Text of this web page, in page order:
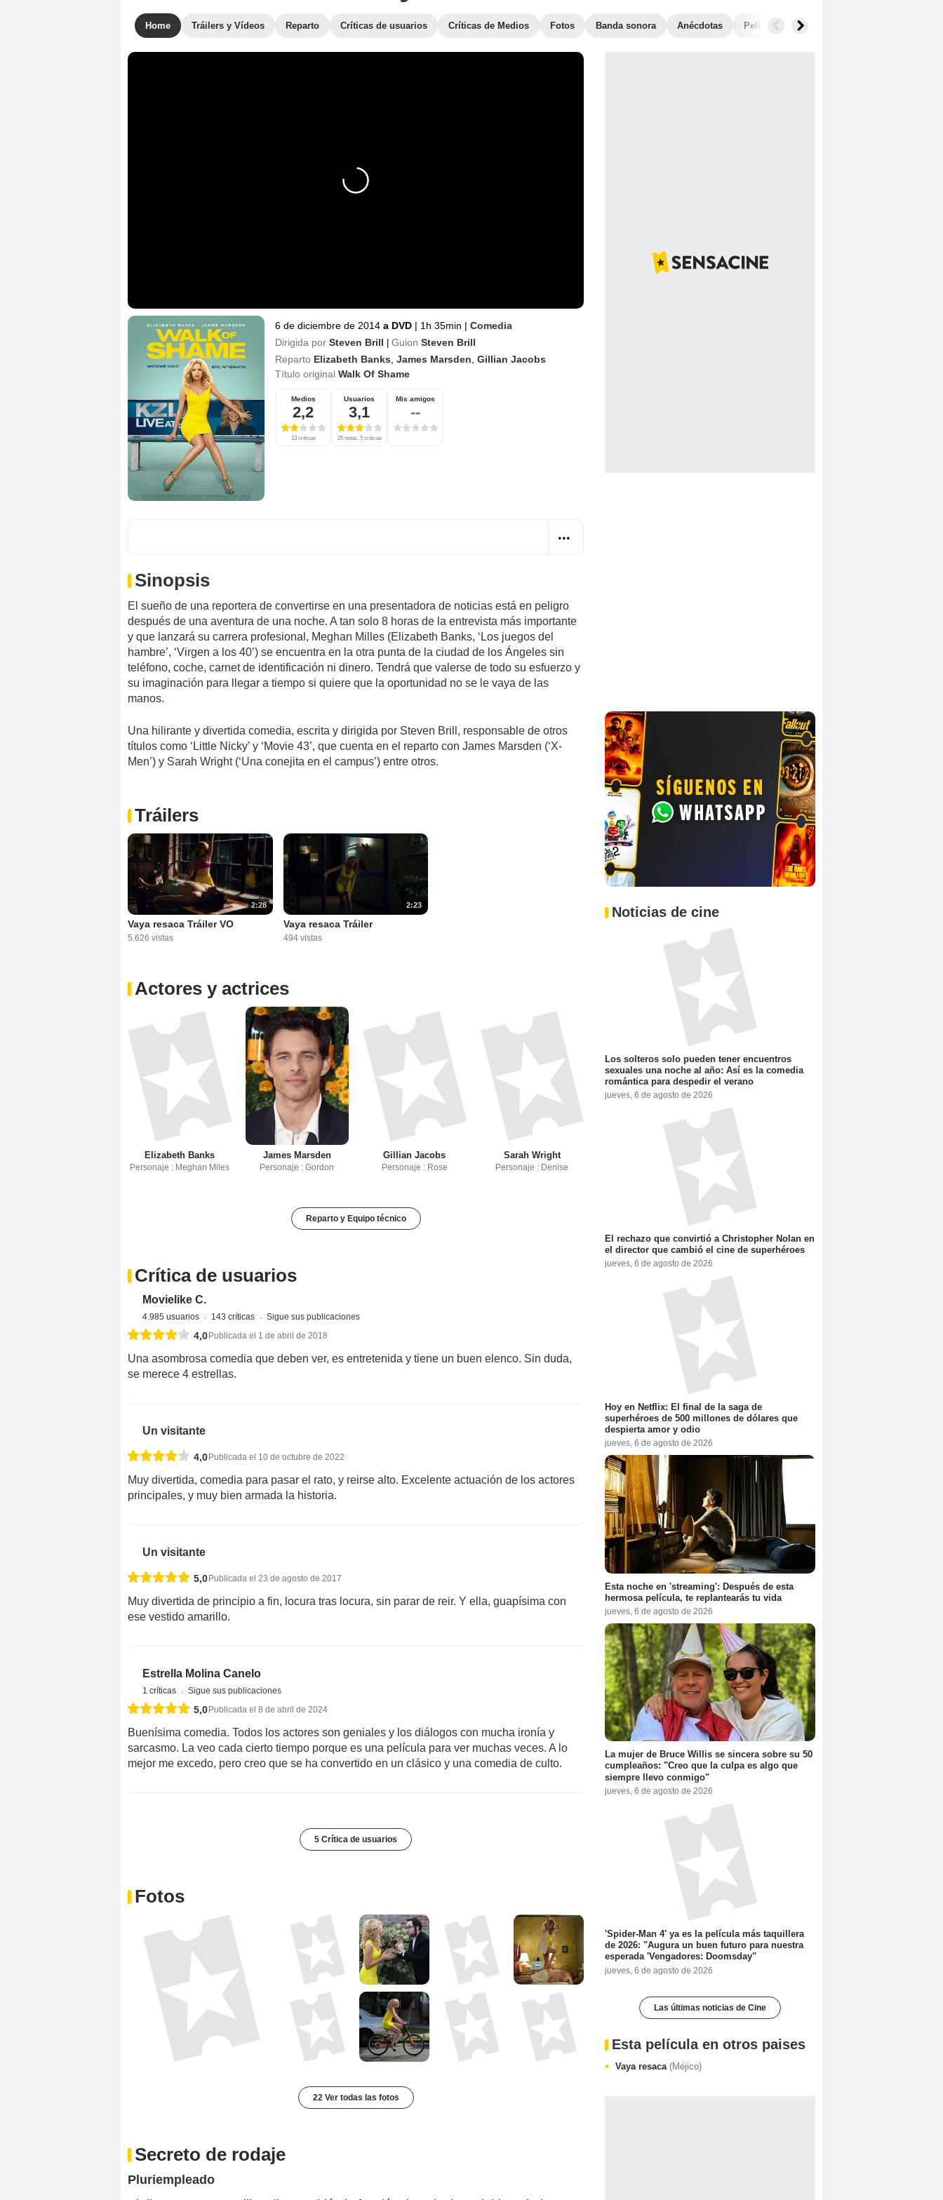
Home Tráilers y Vídeos Reparto Críticas de usuarios Críticas de Medios Fotos Banda sonora Anécdotas Películas similares
6 de diciembre de 2014 a DVD | 1h 35min | Comedia
Dirigida por Steven Brill | Guion Steven Brill
Reparto Elizabeth Banks James Marsden Gillian Jacobs
Título original Walk Of Shame
Medios
2,2
13 críticas
Usuarios
3,1
25 notas, 5 críticas
Mis amigos
--
Sinopsis
El sueño de una reportera de convertirse en una presentadora de noticias está en peligro
después de una aventura de una noche. A tan solo 8 horas de la entrevista más importante
y que lanzará su carrera profesional, Meghan Milles (Elizabeth Banks, ‘Los juegos del
hambre’, ‘Virgen a los 40’) se encuentra en la otra punta de la ciudad de los Ángeles sin
teléfono, coche, carnet de identificación ni dinero. Tendrá que valerse de todo su esfuerzo y
su imaginación para llegar a tiempo si quiere que la oportunidad no se le vaya de las
manos.
Una hilirante y divertida comedia, escrita y dirigida por Steven Brill, responsable de otros
títulos como ‘Little Nicky’ y ‘Movie 43’, que cuenta en el reparto con James Marsden (‘X-
Men’) y Sarah Wright (‘Una conejita en el campus’) entre otros.
Tráilers
2:28
Vaya resaca Tráiler VO
5.626 vistas
2:23
Vaya resaca Tráiler
494 vistas
Actores y actrices
Elizabeth Banks
Personaje : Meghan Miles
James Marsden
Personaje : Gordon
Gillian Jacobs
Personaje : Rose
Sarah Wright
Personaje : Denise
Reparto y Equipo técnico
Crítica de usuarios
Movielike C.
4,0 Publicada el 1 de abril de 2018
principales, y muy bien armada la historia.
5,0Publicada el 23 de agosto de 2017
Muy divertida de principio a fin, locura tras locura, sin parar de reir. Y ella, guapísima con
ese vestido amarillo.
Buenísima comedia. Todos los actores son geniales y los diálogos con mucha ironía y
5 Crítica de usuarios
Fotos
Noticias de cine
Los solteros solo pueden tener encuentros
sexuales una noche al año: Así es la comedia
romántica para despedir el verano
jueves, 6 de agosto de 2026
El rechazo que convirtió a Christopher Nolan en
el director que cambió el cine de superhéroes
jueves, 6 de agosto de 2026
Hoy en Netflix: El final de la saga de
superhéroes de 500 millones de dólares que
despierta amor y odio
jueves, 6 de agosto de 2026
Esta noche en 'streaming': Después de esta
hermosa película, te replantearás tu vida
jueves, 6 de agosto de 2026
La mujer de Bruce Willis se sincera sobre su 50
cumpleaños: "Creo que la culpa es algo que
siempre llevo conmigo"
jueves, 6 de agosto de 2026
'Spider-Man 4' ya es la película más taquillera
de 2026: "Augura un buen futuro para nuestra
esperada 'Vengadores: Doomsday"
jueves, 6 de agosto de 2026
Las últimas noticias de Cine
Esta película en otros paises
Vaya resaca (Méjico)